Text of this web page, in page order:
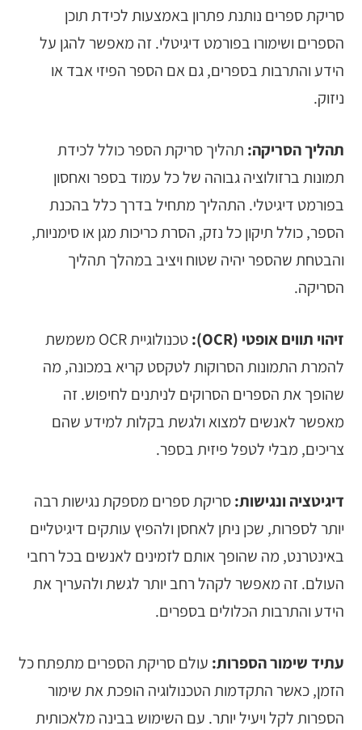
סריקת ספרים נותנת פתרון באמצעות לכידת תוכן
הספרים ושימורו בפורמט דיגיטלי. זה מאפשר להגן על
הידע והתרבות בספרים, גם אם הספר הפיזי אבד או
ניזוק.
תהליך הסריקה: תהליך סריקת הספר כולל לכידת
תמונות ברזולוציה גבוהה של כל עמוד בספר ואחסון
בפורמט דיגיטלי. התהליך מתחיל בדרך כלל בהכנת
הספר, כולל תיקון כל נזק, הסרת כריכות מגן או סימניות,
והבטחת שהספר יהיה שטוח ויציב במהלך תהליך
הסריקה.
זיהוי תווים אופטי (OCR):
טכנולוגיית OCR משמשת
להמרת התמונות הסרוקות לטקסט קריא במכונה, מה
שהופך את הספרים הסרוקים לניתנים לחיפוש. זה
מאפשר לאנשים למצוא ולגשת בקלות למידע שהם
צריכים, מבלי לטפל פיזית בספר.
דיגיטציה ונגישות:סריקת ספרים מספקת נגישות רבה
יותר לספרות, שכן ניתן לאחסן ולהפיץ עותקים דיגיטליים
באינטרנט, מה שהופך אותם לזמינים לאנשים בכל רחבי
העולם. זה מאפשר לקהל רחב יותר לגשת ולהעריך את
הידע והתרבות הכלולים בספרים.
עתיד שימור הספרות: עולם סריקת הספרים מתפתח כל
הזמן, כאשר התקדמות הטכנולוגיה הופכת את שימור
הספרות לקל ויעיל יותר. עם השימוש בבינה מלאכותית